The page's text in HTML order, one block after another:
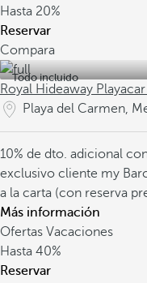
Hasta 20%
Reservar
Compara
Todo incluido
Royal Hideaway
Playa del Carmen,
10% de dto. adicional
exclusivo cliente my
a la carta (con reserva
Más información
Ofertas Vacaciones
Hasta 40%
Reservar